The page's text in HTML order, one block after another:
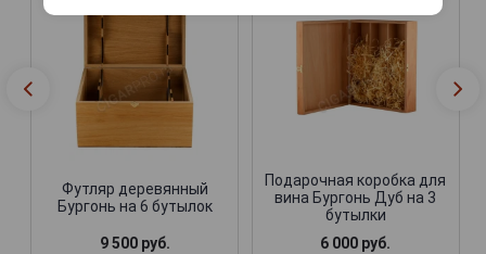
Футляр деревянный
Бургонь на 6 бутылок
9 500 руб.
Подарочная коробка для
вина Бургонь Дуб на 3
бутылки
6 000 руб.